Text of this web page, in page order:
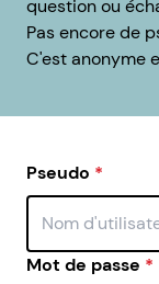
question ou
Pas encore de
C'est anonyme
Pseudo *
Mot de passe *